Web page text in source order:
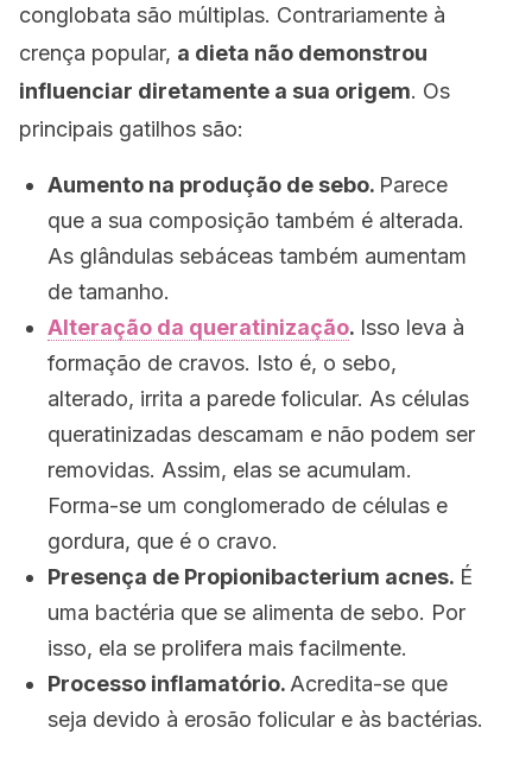
conglobata são múltiplas. Contrariamente à
crença popular, a dieta não demonstrou
influenciar diretamente a sua origem. Os
principais gatilhos são:
Aumento na produção de sebo. Parece
que a sua composição também é alterada.
As glândulas sebáceas também aumentam
de tamanho.
Alteração da queratinização. Isso leva à
formação de cravos. Isto é, o sebo,
alterado, irrita a parede folicular. As células
queratinizadas descamam e não podem ser
removidas. Assim, elas se acumulam.
Forma-se um conglomerado de células e
gordura, que é o cravo.
Presença de Propionibacterium acnes. É
uma bactéria que se alimenta de sebo. Por
isso, ela se prolifera mais facilmente.
Processo inflamatório. Acredita-se que
seja devido à erosão folicular e às bactérias.